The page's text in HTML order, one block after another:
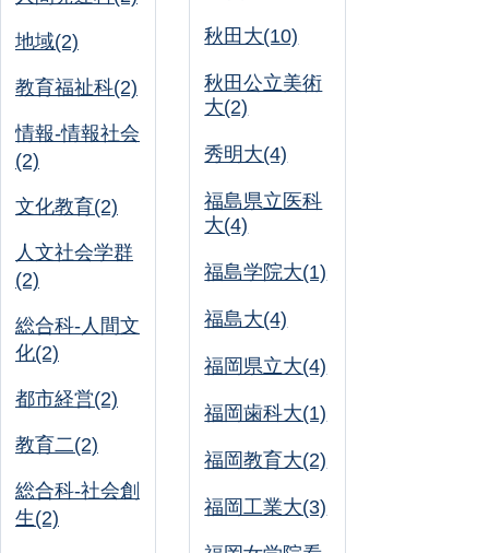
地域(2)
教育福祉科(2)
情報-情報社会
(2)
文化教育(2)
人文社会学群
(2)
総合科-人間文
化(2)
都市経営(2)
教育二(2)
総合科-社会創
生(2)
秋田大(10)
秋田公立美術
大(2)
秀明大(4)
福島県立医科
大(4)
福島学院大(1)
福島大(4)
福岡県立大(4)
福岡歯科大(1)
福岡教育大(2)
福岡工業大(3)